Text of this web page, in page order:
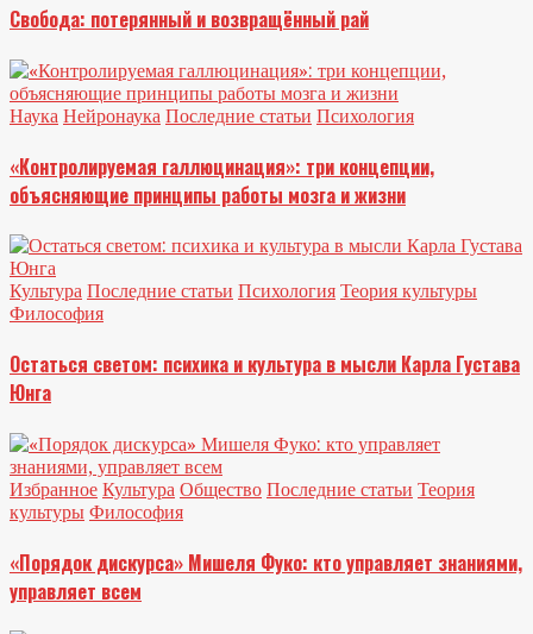
Свобода: потерянный и возвращённый рай
Наука Нейронаука Последние статьи Психология
«Контролируемая галлюцинация»: три концепции,
объясняющие принципы работы мозга и жизни
Культура Последние статьи Психология Теория культуры
Философия
Остаться светом: психика и культура в мысли Карла Густава
Юнга
Избранное Культура Общество Последние статьи Теория
культуры Философия
«Порядок дискурса» Мишеля Фуко: кто управляет знаниями,
управляет всем